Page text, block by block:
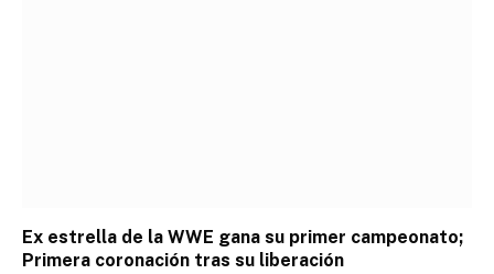
Ex estrella de la WWE gana su primer campeonato;
Primera coronación tras su liberación